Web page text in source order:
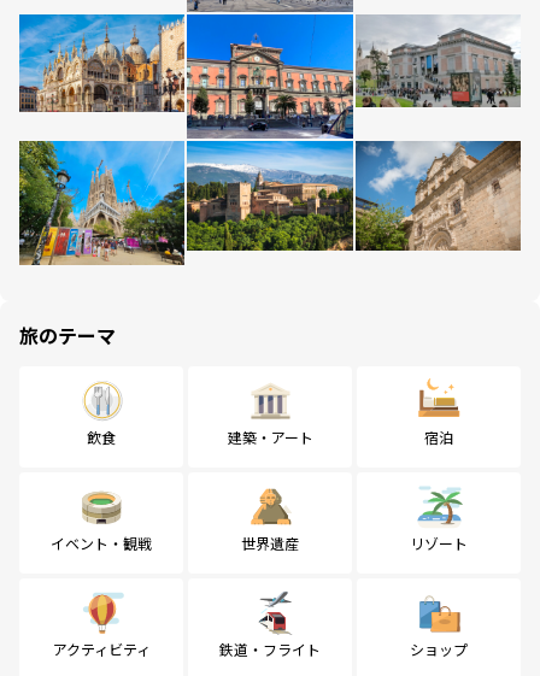
旅のテーマ
飲食 建築・アート 宿泊
イベント・観戦 世界遺産 リゾート
アクティビティ 鉄道・フライト ショップ